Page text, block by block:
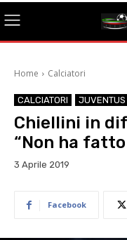
Home Calciatori
CALCIATORI JUVENTUS
Chiellini in
“Non ha
3 Aprile 2019
Facebook